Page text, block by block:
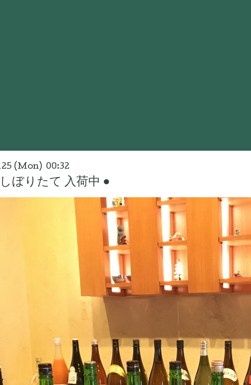
(Mon) 00:32
ぼりたて 入荷中 ●